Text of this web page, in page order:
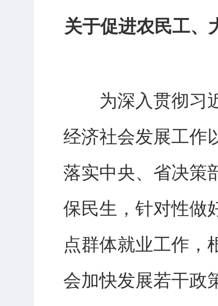
关于促进农民工、
为深入贯彻习近
经济社会发展工作
落实中央、省决策
保民生，针对性做
点群体就业工作，
会加快发展若干政